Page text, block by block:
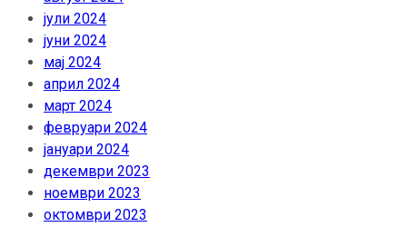
јули 2024
јуни 2024
мај 2024
април 2024
март 2024
февруари 2024
јануари 2024
декември 2023
ноември 2023
октомври 2023